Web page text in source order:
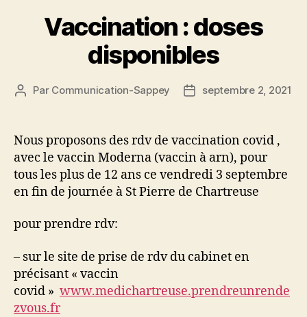
Vaccination : doses
disponibles
Auteur
Par Communication-Sappey
Dateseptembre 2, 2021
Nous proposons des rdv de vaccination covid ,
avec le vaccin Moderna (vaccin à arn), pour
tous les plus de 12 ans ce vendredi 3 septembre
en fin de journée à St Pierre de Chartreuse
pour prendre rdv:
– sur le site de prise de rdv du cabinet en
précisant « vaccin
covid » www.medichartreuse.prendreunrende
zvous.fr